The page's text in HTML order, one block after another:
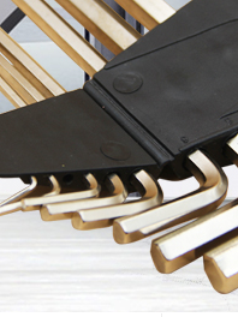
五金工具系列